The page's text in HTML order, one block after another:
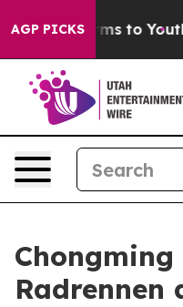
AGP PICKS
Harms to Youth
Radrennen